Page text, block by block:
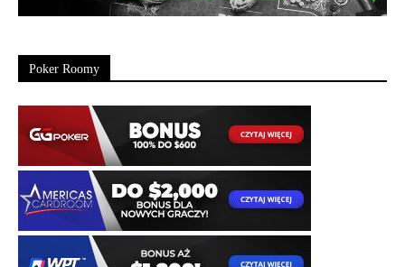
Poker Roomy